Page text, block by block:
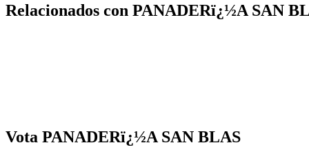
Relacionados con PANADERï¿½A SAN
Vota PANADERï¿½A SAN BLAS